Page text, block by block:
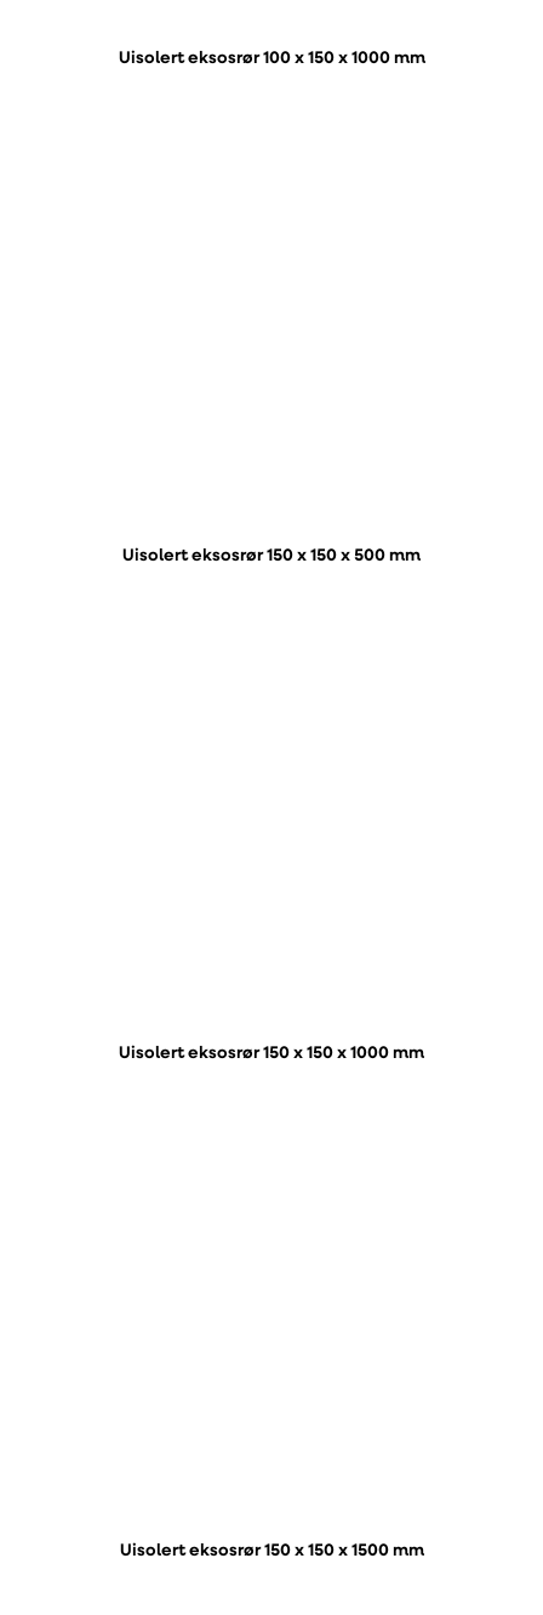
Uisolert eksosrør 100 x 150 x 1000 mm
Uisolert eksosrør 150 x 150 x 500 mm
Uisolert eksosrør 150 x 150 x 1000 mm
Uisolert eksosrør 150 x 150 x 1500 mm